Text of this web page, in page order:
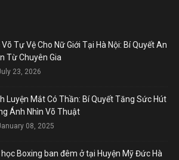
Võ Tự Vệ Cho Nữ Giới Tại Hà Nội: Bí Quyết An
Từ Chuyên Gia
23, 2026
Luyện Mắt Có Thần: Bí Quyết Tăng Sức Hút
Ánh Nhìn Võ Thuật
08, 2025
Boxing ban đêm ở tại Huyện Mỹ Đức Hà